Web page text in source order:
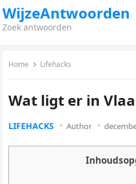
WijzeAntwoorden
Zoek antwoorden
Home Lifehacks
Wat ligt er in
LIFEHACKS Author